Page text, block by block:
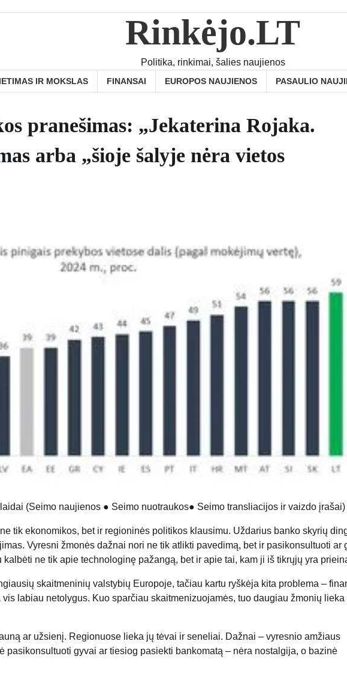
Rinkėjo.LT
Politika, rinkimai, šalies naujienos
IR MOKSLAS FINANSAI EUROPOS NAUJIENOS PASAULIO
pranešimas: „Jekaterina Rojaka.
arba „šioje šalyje nėra vietos
(Seimo naujienos ● Seimo nuotraukos● Seimo transliacijos ir vaizdo įrašai)
tik ekonomikos, bet ir regioninės politikos klausimu. Uždarius banko skyrių
Vyresni žmonės dažnai nori ne tik atlikti pavedimą, bet ir pasikonsultuoti ar
ne tik apie technologinę pažangą, bet ir apie tai, kam ji iš tikrųjų yra
skaitmeninių valstybių Europoje, tačiau kartu ryškėja kita problema –
labiau netolygus. Kuo sparčiau skaitmenizuojamės, tuo daugiau žmonių lieka
ar užsienį. Regionuose lieka jų tėvai ir seneliai. Dažnai – vyresnio amžiaus
pasikonsultuoti gyvai ar tiesiog pasiekti bankomatą – nėra nostalgija, o bazinė